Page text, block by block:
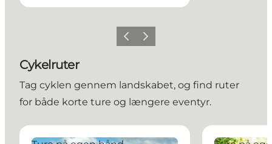
Forrige billede
Næste billede
Cykelruter
Tag cyklen gennem landskabet, og find ruter
for både korte ture og længere eventyr.
Forstrådens Gran Cykelrute
Kovadsbæk